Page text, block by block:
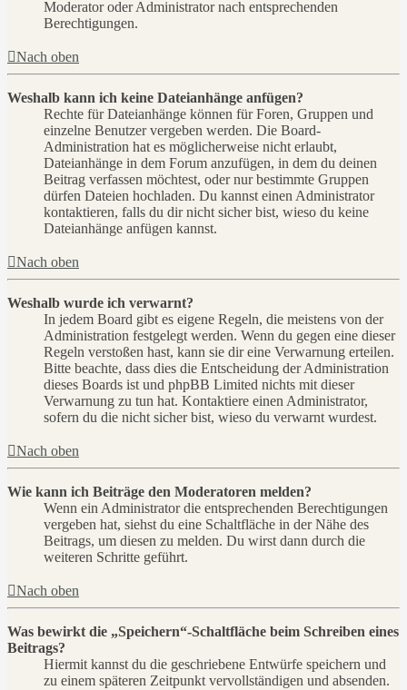
Moderator oder Administrator nach entsprechenden
Berechtigungen.
Nach oben
Weshalb kann ich keine Dateianhänge anfügen?
Rechte für Dateianhänge können für Foren, Gruppen und
einzelne Benutzer vergeben werden. Die Board-
Administration hat es möglicherweise nicht erlaubt,
Dateianhänge in dem Forum anzufügen, in dem du deinen
Beitrag verfassen möchtest, oder nur bestimmte Gruppen
dürfen Dateien hochladen. Du kannst einen Administrator
kontaktieren, falls du dir nicht sicher bist, wieso du keine
Dateianhänge anfügen kannst.
Nach oben
Weshalb wurde ich verwarnt?
In jedem Board gibt es eigene Regeln, die meistens von der
Administration festgelegt werden. Wenn du gegen eine dieser
Regeln verstoßen hast, kann sie dir eine Verwarnung erteilen.
Bitte beachte, dass dies die Entscheidung der Administration
dieses Boards ist und phpBB Limited nichts mit dieser
Verwarnung zu tun hat. Kontaktiere einen Administrator,
sofern du die nicht sicher bist, wieso du verwarnt wurdest.
Nach oben
Wie kann ich Beiträge den Moderatoren melden?
Wenn ein Administrator die entsprechenden Berechtigungen
vergeben hat, siehst du eine Schaltfläche in der Nähe des
Beitrags, um diesen zu melden. Du wirst dann durch die
weiteren Schritte geführt.
Nach oben
Was bewirkt die „Speichern“-Schaltfläche beim Schreiben eines
Beitrags?
Hiermit kannst du die geschriebene Entwürfe speichern und
zu einem späteren Zeitpunkt vervollständigen und absenden.